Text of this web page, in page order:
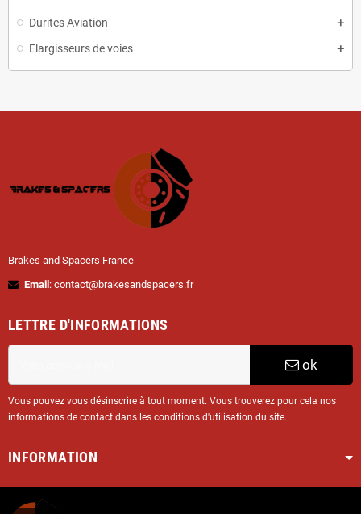
Durites Aviation
Elargisseurs de voies
Brakes and Spacers France
Email : contact@brakesandspacers.fr
LETTRE D'INFORMATIONS
ok
Vous pouvez vous désinscrire à tout moment. Vous trouverez pour cela nos
informations de contact dans les conditions d'utilisation du site.
INFORMATION